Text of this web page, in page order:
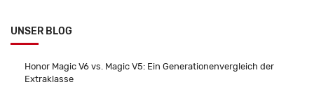
UNSER BLOG
Honor Magic V6 vs. Magic V5: Ein Generationenvergleich der
Extraklasse